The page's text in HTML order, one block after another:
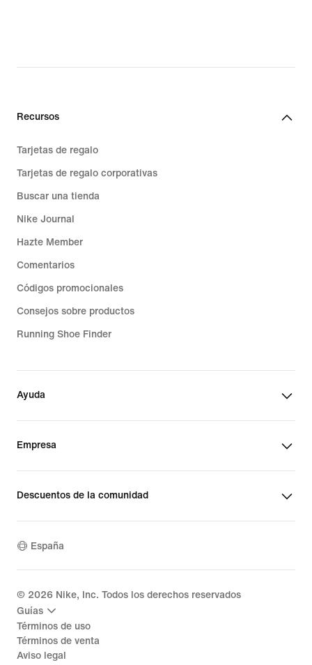
Recursos
Tarjetas de regalo
Tarjetas de regalo corporativas
Buscar una tienda
Nike Journal
Hazte Member
Comentarios
Códigos promocionales
Consejos sobre productos
Running Shoe Finder
Ayuda
Empresa
Descuentos de la comunidad
España
© 2026 Nike, Inc. Todos los derechos reservados
Guías
Términos de uso
Términos de venta
Aviso legal